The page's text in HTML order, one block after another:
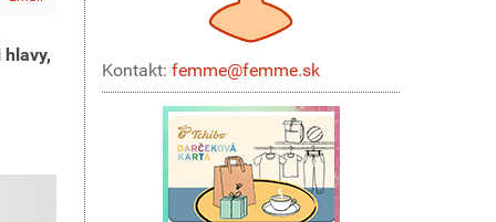
Kontakt: femme@femme.sk